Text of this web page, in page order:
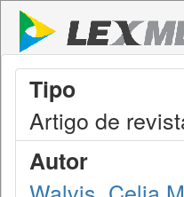
Tipo
Artigo de
Autor